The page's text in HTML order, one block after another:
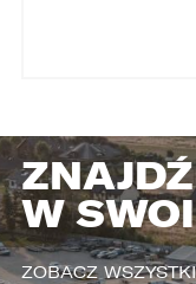
W
ZOBACZ